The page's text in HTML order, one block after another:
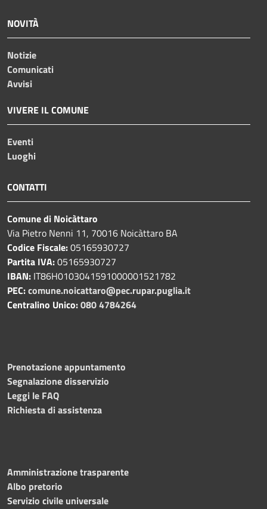
NOVITÀ
Notizie
Comunicati
Avvisi
VIVERE IL COMUNE
Eventi
Luoghi
CONTATTI
Comune di Noicàttaro
Via Pietro Nenni 11, 70016 Noicàttaro BA
Codice Fiscale:05165930727
Partita IVA:05165930727
IBAN: IT86H0103041591000001521782
PEC:comune.noicattaro@pec.rupar.puglia.it
Centralino Unico:080 4784264
Prenotazione appuntamento
Segnalazione disservizio
Leggi le FAQ
Richiesta di assistenza
Amministrazione trasparente
Albo pretorio
Servizio civile universale